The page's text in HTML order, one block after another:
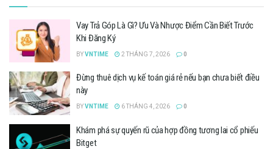
Vay Trả Góp Là Gì? Ưu Và Nhược Điểm Cần Biết Trước
Khi Đăng Ký
BYVNTIME 2 THÁNG 7, 2026 0
Đừng thuê dịch vụ kế toán giá rẻ nếu bạn chưa biết điều
này
BYVNTIME 6 THÁNG 4, 2026 0
Khám phá sự quyến rũ của hợp đồng tương lai cổ phiếu
Bitget